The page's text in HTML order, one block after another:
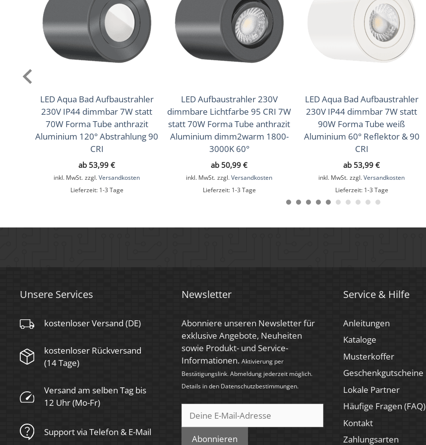
90
Schutzklasse (IP)
IP20
Mittlere Lebensdauer
35.000 Std.
Schwenkbar
Material
Aluminium
Sockel
Ultraflach
Form
Rund
Anlaufzeit
< 1,00 Sek.
Herstellergarantie
6 Jahre
LED Aqua Bad Aufbaustrahler
230V IP44 dimmbar 7W statt
70W Forma Tube anthrazit
Aluminium 120° Abstrahlung 90
CRI
ab 53,99 €
inkl. MwSt. zzgl. Versandkosten
Lieferzeit: 1-3 Tage
LED Aufbaustrahler 230V
dimmbare Lichtfarbe 95 CRI 7W
statt 70W Forma Tube anthrazit
Aluminium dimm2warm 1800-
3000K 60°
ab 50,99 €
inkl. MwSt. zzgl. Versandkosten
Lieferzeit: 1-3 Tage
LED Aqua Bad Aufbaustrahler
230V IP44 dimmbar 7W statt
90W Forma Tube weiß
Aluminium 60° Reflektor & 90
CRI
ab 53,99 €
inkl. MwSt. zzgl. Versandkosten
Lieferzeit: 1-3 Tage
Unsere Services
kostenloser Versand (DE)
kostenloser Rückversand
(14 Tage)
Versand am selben Tag bis
12 Uhr (Mo-Fr)
Support via Telefon & E-Mail
Newsletter
Abonniere unseren Newsletter für
exklusive Angebote, Neuheiten
sowie Produkt- und Service-
Informationen. Aktivierung per
Bestätigungslink. Abmeldung jederzeit möglich.
Details in den Datenschutzbestimmungen.
Abonnieren
Service & Hilfe
Anleitungen
Kataloge
Musterkoffer
Geschenkgutscheine
Lokale Partner
Häufige Fragen (FAQ)
Kontakt
Zahlungsarten